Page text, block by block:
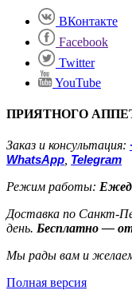
ВКонтакте
Facebook
Twitter
YouTube
ПРИЯТНОГО
Заказ и консультация:
WhatsApp, Telegram
Режим работы:
Доставка по Санкт-
день. Бесплатно — от
Мы рады вам и
Полная версия